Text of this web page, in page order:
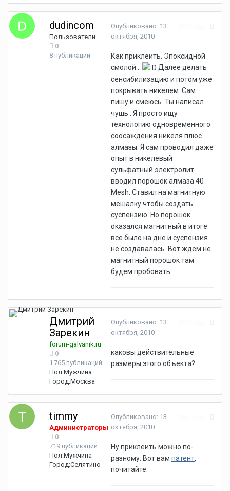
dudincom
Пользователи
0
8 публикаций
Опубликовано: 13
октября, 2010
Как приклеить. Эпоксидной
смолой ..
Далее делать
сенсибилизацию и потом уже
покрывать никелем. Сам
пишу и смеюсь. Ты написал
чушь . Я просто ищу
технологию одновременного
соосаждения никеля плюс
алмазы. Я сам проводил даже
опыт в никелевый
сульфатный электролит
вводил порошок алмаза 40
Mesh. Ставил на магнитную
мешалку чтобы создать
суспензию. Но порошок
оказался магнитный в итоге
все было на дне и суспензия
не создавалась. Вот ждем не
магнитный порошок там
будем пробовать
Дмитрий
Зарекин
forum-galvanik.ru
0
1 765 публикаций
Пол:Мужчина
Город:Москва
Опубликовано: 13
октября, 2010
каковы действительные
размеры этого объекта?
timmy
Администраторы
0
719 публикаций
Пол:Мужчина
Город:Селятино
Опубликовано: 13
октября, 2010
Ну приклеить можно по-
разному. Вот вам патент,
почитайте.